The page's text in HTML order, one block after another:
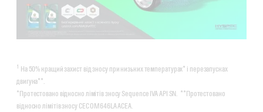
1 На 50% кращий захист від зносу при низьких температурах* і перезапусках
двигуна**.
*Протестовано відносно лімітів зносу Sequence IVA API SN. **Протестовано
відносно лімітів зносу CEC OM646LA ACEA.